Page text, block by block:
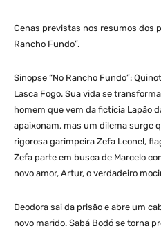
Cenas previstas nos resumos dos
Rancho Fundo”.
Sinopse “No Rancho Fundo”:
Lasca Fogo. Sua vida se
homem que vem da fictícia Lapão
apaixonam, mas um dilema surge
rigorosa garimpeira Zefa Leonel,
Zefa parte em busca de Marcelo
novo amor, Artur, o verdadeiro
Deodora sai da prisão e abre um
novo marido. Sabá Bodó se torna